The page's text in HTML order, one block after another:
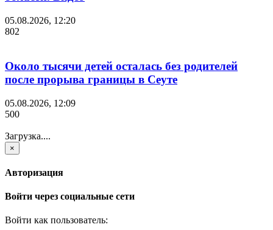
05.08.2026, 12:20
802
Около тысячи детей осталась без родителей
после прорыва границы в Сеуте
05.08.2026, 12:09
500
Загрузка....
×
Авторизация
Войти через социальные сети
Войти как пользователь: